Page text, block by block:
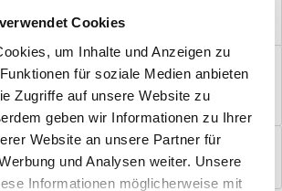
Cookies
um Inhalte und Anzeigen zu
für soziale Medien anbieten
Zugriffe auf unsere Website zu
geben wir Informationen zu Ihrer
Website an unsere Partner für
und Analysen weiter. Unsere
Informationen möglicherweise mit
online am Bildschirm konfigurieren und
In wenigen...
schreiben und diskutieren...mehr